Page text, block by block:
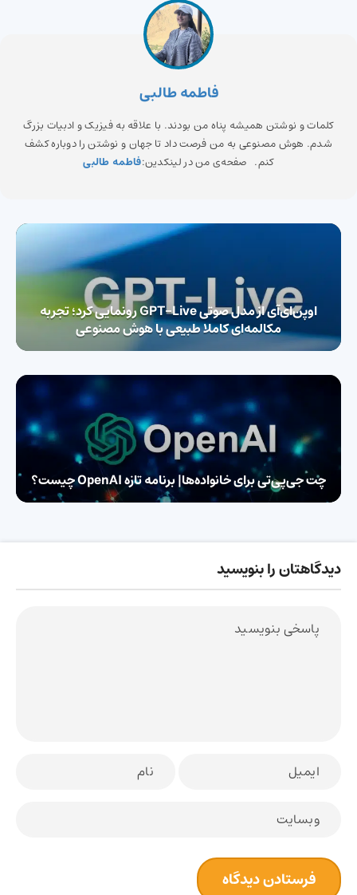
فاطمه طالبی
کلمات و نوشتن همیشه پناه من بودند. با علاقه به فیزیک و ادبیات بزرگ
شدم. هوش مصنوعی به من فرصت داد تا جهان و نوشتن را دوباره کشف
کنم. صفحه‌ی من در لینکدین:فاطمه طالبی
اوپن‌ای‌آی از مدل صوتی GPT-Live رونمایی کرد؛ تجربه
مکالمه‌ای کاملا طبیعی با هوش مصنوعی
چت جی‌پی‌تی برای خانواده‌ها| برنامه تازه OpenAI چیست؟
دیدگاهتان را بنویسید